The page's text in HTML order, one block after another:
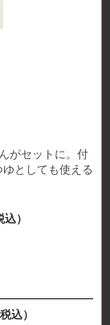
がセットに。付
としても使える
）
込）